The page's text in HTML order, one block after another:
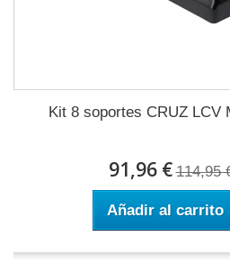
Kit 8 soportes CRUZ LCV
91,96 € 114,95
Añadir al carrito